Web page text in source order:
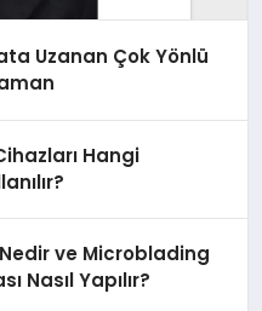
Uzanan Çok Yönlü
Hangi
ve Microblading
Nasıl Yapılır?